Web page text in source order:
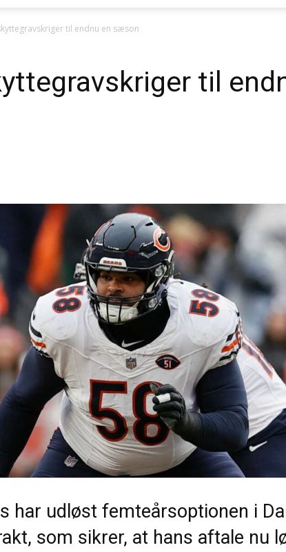
til endnu en sæson
til
har udløst femteårsoptionen i
som sikrer, at hans aftale nu